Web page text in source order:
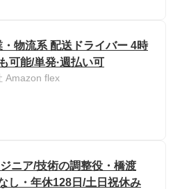
・物流系 配送ドライバー 4時
可能/単発·週払い可
Amazon flex
ニア/技術の調整役・橋渡
し・年休128日/土日祝休み